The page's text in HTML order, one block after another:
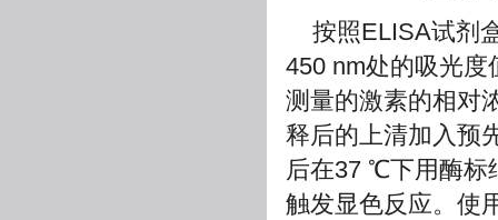
按照ELISA试剂
450 nm处的吸光度
测量的激素的相对
释后的上清加入预
后在37 ℃下用酶标
触发显色反应。使